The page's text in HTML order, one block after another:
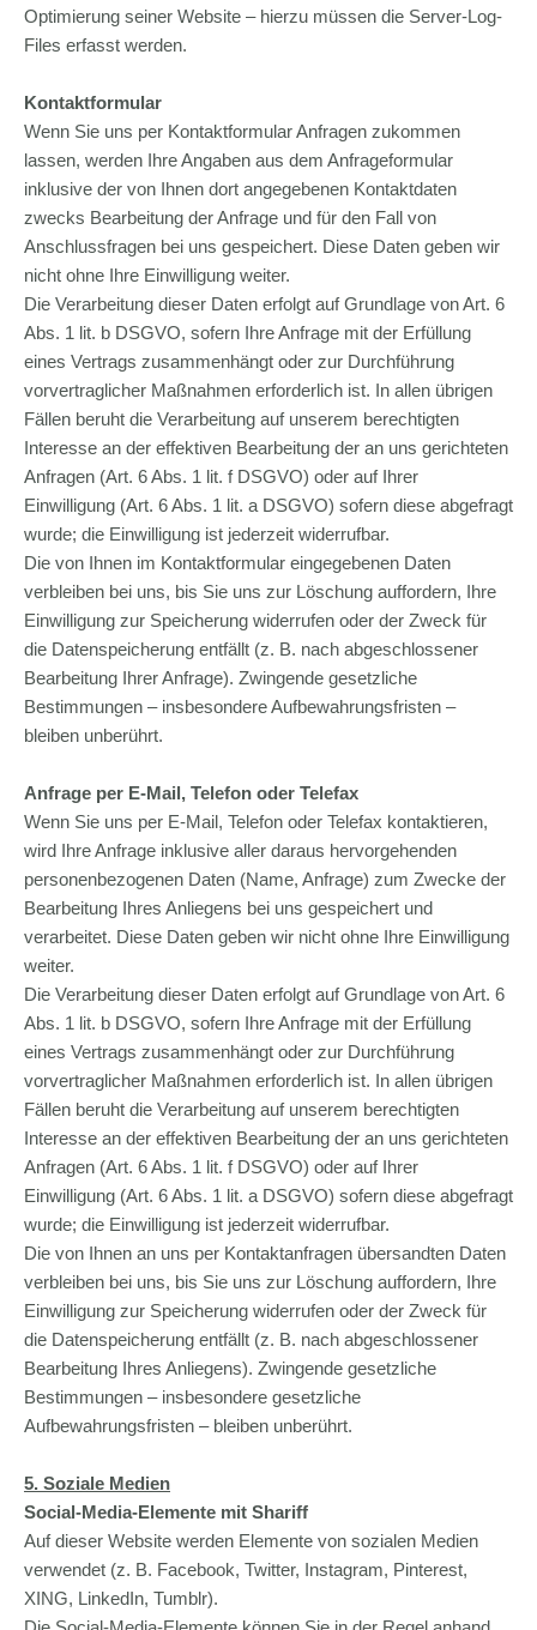
Optimierung seiner Website – hierzu müssen die Server-Log-
Files erfasst werden.
Kontaktformular
Wenn Sie uns per Kontaktformular Anfragen zukommen
lassen, werden Ihre Angaben aus dem Anfrageformular
inklusive der von Ihnen dort angegebenen Kontaktdaten
zwecks Bearbeitung der Anfrage und für den Fall von
Anschlussfragen bei uns gespeichert. Diese Daten geben wir
nicht ohne Ihre Einwilligung weiter.
Die Verarbeitung dieser Daten erfolgt auf Grundlage von Art. 6
Abs. 1 lit. b DSGVO, sofern Ihre Anfrage mit der Erfüllung
eines Vertrags zusammenhängt oder zur Durchführung
vorvertraglicher Maßnahmen erforderlich ist. In allen übrigen
Fällen beruht die Verarbeitung auf unserem berechtigten
Interesse an der effektiven Bearbeitung der an uns gerichteten
Anfragen (Art. 6 Abs. 1 lit. f DSGVO) oder auf Ihrer
Einwilligung (Art. 6 Abs. 1 lit. a DSGVO) sofern diese abgefragt
wurde; die Einwilligung ist jederzeit widerrufbar.
Die von Ihnen im Kontaktformular eingegebenen Daten
verbleiben bei uns, bis Sie uns zur Löschung auffordern, Ihre
Einwilligung zur Speicherung widerrufen oder der Zweck für
die Datenspeicherung entfällt (z. B. nach abgeschlossener
Bearbeitung Ihrer Anfrage). Zwingende gesetzliche
Bestimmungen – insbesondere Aufbewahrungsfristen –
bleiben unberührt.
Anfrage per E-Mail, Telefon oder Telefax
Wenn Sie uns per E-Mail, Telefon oder Telefax kontaktieren,
wird Ihre Anfrage inklusive aller daraus hervorgehenden
personenbezogenen Daten (Name, Anfrage) zum Zwecke der
Bearbeitung Ihres Anliegens bei uns gespeichert und
verarbeitet. Diese Daten geben wir nicht ohne Ihre Einwilligung
weiter.
Die Verarbeitung dieser Daten erfolgt auf Grundlage von Art. 6
Abs. 1 lit. b DSGVO, sofern Ihre Anfrage mit der Erfüllung
eines Vertrags zusammenhängt oder zur Durchführung
vorvertraglicher Maßnahmen erforderlich ist. In allen übrigen
Fällen beruht die Verarbeitung auf unserem berechtigten
Interesse an der effektiven Bearbeitung der an uns gerichteten
Anfragen (Art. 6 Abs. 1 lit. f DSGVO) oder auf Ihrer
Einwilligung (Art. 6 Abs. 1 lit. a DSGVO) sofern diese abgefragt
wurde; die Einwilligung ist jederzeit widerrufbar.
Die von Ihnen an uns per Kontaktanfragen übersandten Daten
verbleiben bei uns, bis Sie uns zur Löschung auffordern, Ihre
Einwilligung zur Speicherung widerrufen oder der Zweck für
die Datenspeicherung entfällt (z. B. nach abgeschlossener
Bearbeitung Ihres Anliegens). Zwingende gesetzliche
Bestimmungen – insbesondere gesetzliche
Aufbewahrungsfristen – bleiben unberührt.
5. Soziale Medien
Social-Media-Elemente mit Shariff
Auf dieser Website werden Elemente von sozialen Medien
verwendet (z. B. Facebook, Twitter, Instagram, Pinterest,
XING, LinkedIn, Tumblr).